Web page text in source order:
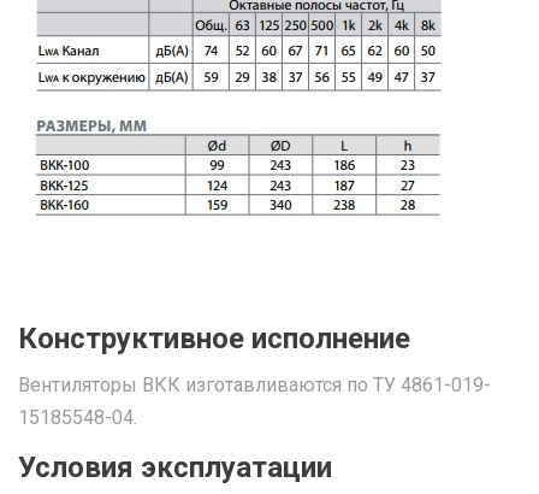
Конструктивное исполнение
Вентиляторы ВКК изготавливаются по ТУ 4861-019-
15185548-04.
Условия эксплуатации